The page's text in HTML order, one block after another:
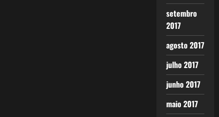
setembro
2017
agosto 2017
julho 2017
junho 2017
maio 2017